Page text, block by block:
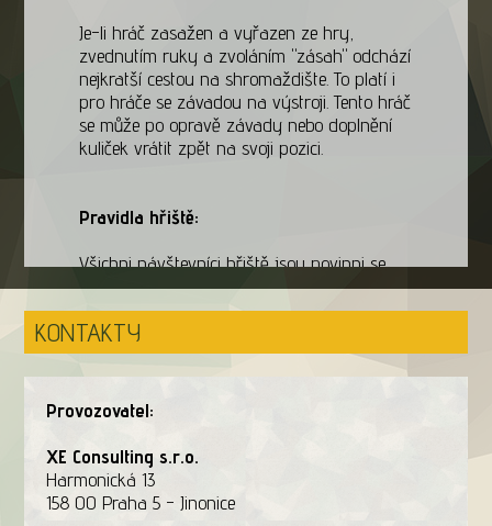
Je-li hráč zasažen a vyřazen ze hry,
zvednutím ruky a zvoláním "zásah" odchází
nejkratší cestou na shromaždište. To platí i
pro hráče se závadou na výstroji. Tento hráč
se může po opravě závady nebo doplnění
kuliček vrátit zpět na svoji pozici.
Pravidla hřiště:
Všichni návštevníci hřiště jsou povinni se
řídit pokyny provozovatele.
Na hrišti a všude tam, kde hrozí zásah
značkovací kuličkou, musí hráči a další
prítomné osoby po celou dobu hry nosit na
obličeji ochrannou masku.
Střílet je povoleno pouze na hřišti v průběhu
hry, nebo na místech provozovatelem
určených k testování nebo vybíjení zbraní.
Mimo hrací zónu se nosí zbraně vždy
KONTAKTY
Provozovatel:
XE Consulting s.r.o.
Harmonická 13
158 00 Praha 5 - Jinonice